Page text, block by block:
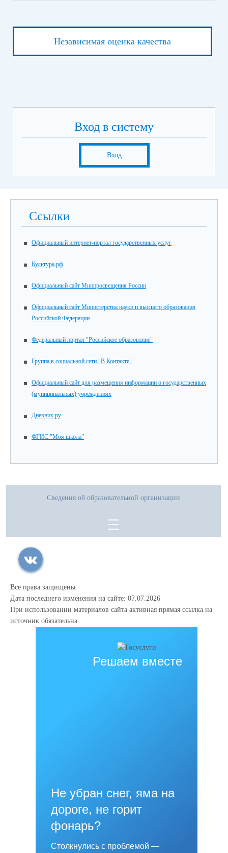
Независимая оценка качества
Вход в систему
Вход
Ссылки
Официальный интернет-портал государственных услуг
Культура.рф
Официальный сайт Минпросвещения России
Официальный сайт Министерства науки и высшего образования
Российской Федерации
Федеральный портал "Российское образование"
Группа в социальной сети "В Контакте"
Официальный сайт для размещения информации о государственных
(муниципальных) учреждениях
Дневник.ру
ФГИС "Моя школа"
Сведения об образовательной организации
Все права защищены.
Дата последнего изменения на сайте: 07.07.2026
При использовании материалов сайта активная прямая ссылка на
источник обязательна
Решаем вместе
Не убран снег, яма на
дороге, не горит
фонарь?
Столкнулись с проблемой —